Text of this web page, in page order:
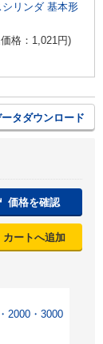
リンダ 基本形
格： 1,021円)
タダウンロード
価格を確認
カートへ追加
2000・3000